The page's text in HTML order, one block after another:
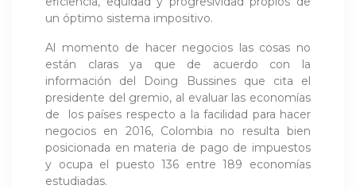
un óptimo sistema impositivo.
Al momento de hacer negocios las cosas no
están claras ya que de acuerdo con la
información del Doing Bussines que cita el
presidente del gremio, al evaluar las economías
de los países respecto a la facilidad para hacer
negocios en 2016, Colombia no resulta bien
posicionada en materia de pago de impuestos
y ocupa el puesto 136 entre 189 economías
estudiadas.